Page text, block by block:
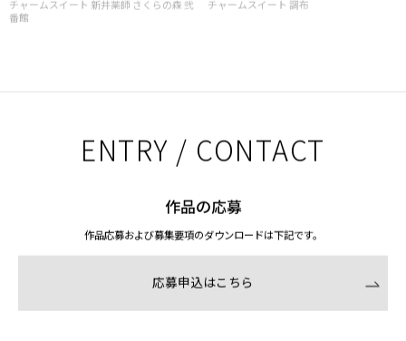
チャームスイート 新井薬師 さくらの森 弐
番館
チャームスイート 調布
ENTRY / CONTACT
作品の応募
作品応募および募集要項のダウンロードは下記です。
応募申込はこちら